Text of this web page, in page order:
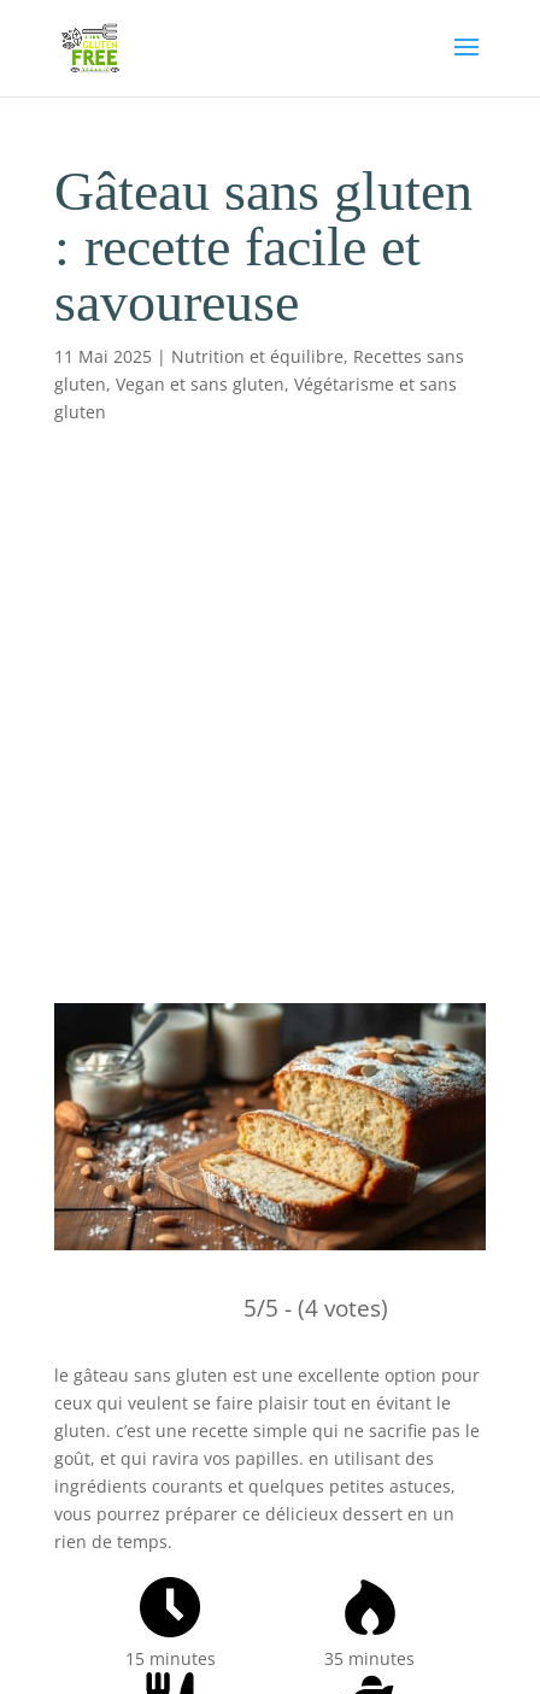
Gâteau sans gluten
: recette facile et
savoureuse
11 Mai 2025| Nutrition et équilibre, Recettes sans
gluten, Vegan et sans gluten, Végétarisme et sans
gluten
5/5 - (4 votes)
le gâteau sans gluten est une excellente option pour
ceux qui veulent se faire plaisir tout en évitant le
gluten. c’est une recette simple qui ne sacrifie pas le
goût, et qui ravira vos papilles. en utilisant des
ingrédients courants et quelques petites astuces,
vous pourrez préparer ce délicieux dessert en un
rien de temps.
15 minutes 35 minutes